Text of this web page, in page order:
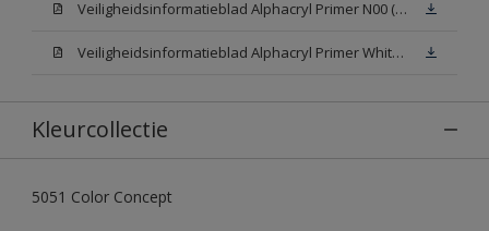
Veiligheidsinformatieblad Alphacryl Primer N00 (SDS)
Veiligheidsinformatieblad Alphacryl Primer White (SDS)
Kleurcollectie
5051 Color Concept